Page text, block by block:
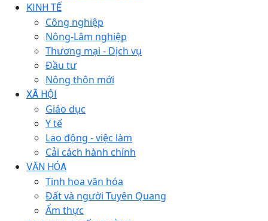
KINH TẾ
Công nghiệp
Nông-Lâm nghiệp
Thương mại - Dịch vụ
Đầu tư
Nông thôn mới
XÃ HỘI
Giáo dục
Y tế
Lao động - việc làm
Cải cách hành chính
VĂN HÓA
Tinh hoa văn hóa
Đất và người Tuyên Quang
Ẩm thực